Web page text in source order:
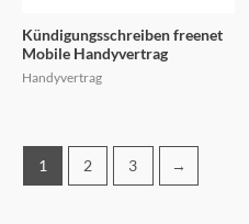
Kündigungsschreiben freenet
Mobile Handyvertrag
Handyvertrag
1 2 3 →